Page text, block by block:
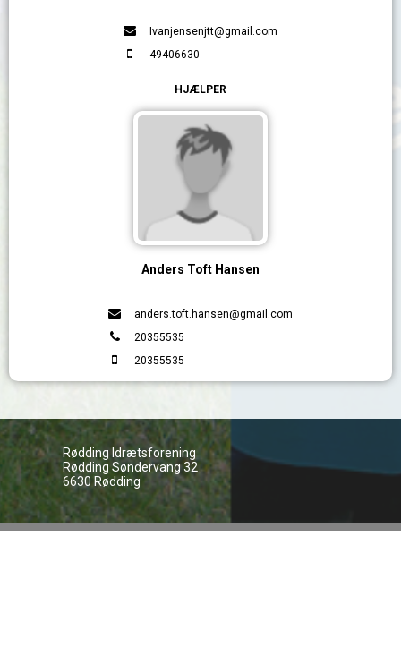
Ivanjensenjtt@gmail.com
49406630
HJÆLPER
Anders Toft Hansen
anders.toft.hansen@gmail.com
20355535
20355535
Rødding Idrætsforening
Rødding Søndervang 32
6630 Rødding